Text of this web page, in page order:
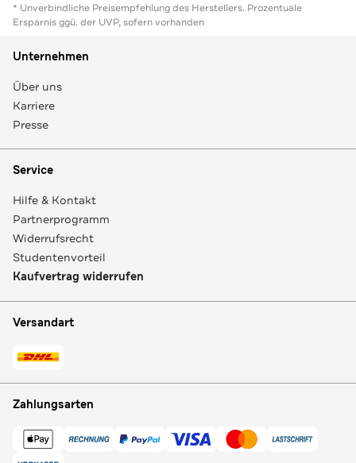
* Unverbindliche Preisempfehlung des Herstellers. Prozentuale
Ersparnis ggü. der UVP, sofern vorhanden
Unternehmen
Über uns
Karriere
Presse
Service
Hilfe & Kontakt
Partnerprogramm
Widerrufsrecht
Studentenvorteil
Kaufvertrag widerrufen
Versandart
Zahlungsarten